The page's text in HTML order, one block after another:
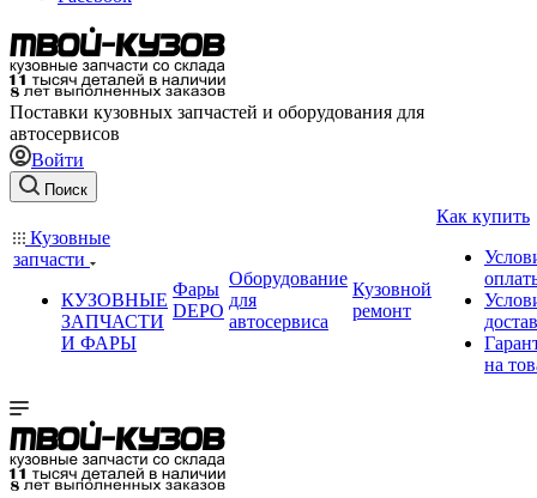
Поставки кузовных запчастей и оборудования для
автосервисов
Войти
Поиск
Кузовные
запчасти
КУЗОВНЫЕ
ЗАПЧАСТИ
И ФАРЫ
Фары
DEPO
Оборудование
для
автосервиса
Кузовной
ремонт
Как купить
на